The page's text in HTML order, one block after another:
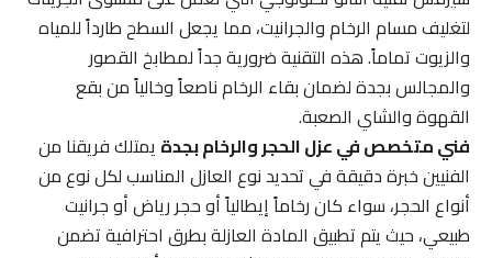
لتغليف مسام الرخام والجرانيت، مما يجعل السطح طارداً للمياه
والزيوت تماماً. هذه التقنية ضرورية جداً لمطابخ القصور
والمجالس بجدة لضمان بقاء الرخام ناصعاً وخالياً من بقع
القهوة والشاي الصعبة.
فني متخصص في عزل الحجر والرخام بجدةيمتلك فريقنا من
الفنيين خبرة دقيقة في تحديد نوع العازل المناسب لكل نوع من
أنواع الحجر، سواء كان رخاماً إيطالياً أو حجر رياض أو جرانيت
طبيعي، حيث يتم تطبيق المادة العازلة بطرق احترافية تضمن